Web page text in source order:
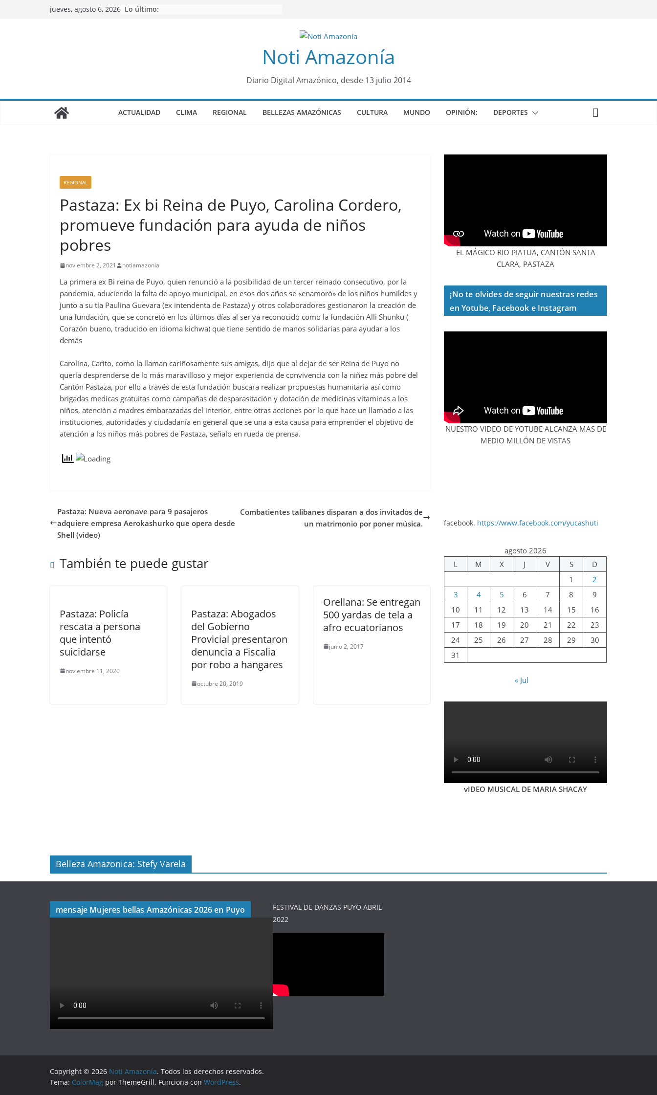
jueves, agosto 6, 2026 Lo último:
Noti Amazonía
Diario Digital Amazónico, desde 13 julio 2014
ACTUALIDAD CLIMA REGIONAL BELLEZAS AMAZÓNICAS CULTURA MUNDO OPINIÓN: DEPORTES
REGIONAL
Pastaza: Ex bi Reina de Puyo, Carolina Cordero,
promueve fundación para ayuda de niños
pobres
noviembre 2, 2021 notiamazonia
La primera ex Bi reina de Puyo, quien renunció a la posibilidad de un tercer reinado consecutivo, por la
pandemia, aduciendo la falta de apoyo municipal, en esos dos años se «enamoró» de los niños humildes y
junto a su tía Paulina Guevara (ex intendenta de Pastaza) y otros colaboradores gestionaron la creación de
una fundación, que se concretó en los últimos días al ser ya reconocido como la fundación Alli Shunku (
Corazón bueno, traducido en idioma kichwa) que tiene sentido de manos solidarias para ayudar a los
demás
Carolina, Carito, como la llaman cariñosamente sus amigas, dijo que al dejar de ser Reina de Puyo no
quería desprenderse de lo más maravilloso y mejor experiencia de convivencia con la niñez más pobre del
Cantón Pastaza, por ello a través de esta fundación buscara realizar propuestas humanitaria así como
brigadas medicas gratuitas como campañas de desparasitación y dotación de medicinas vitaminas a los
niños, atención a madres embarazadas del interior, entre otras acciones por lo que hace un llamado a las
instituciones, autoridades y ciudadanía en general que se una a esta causa para emprender el objetivo de
atención a los niños más pobres de Pastaza, señalo en rueda de prensa.
Pastaza: Nueva aeronave para 9 pasajeros
adquiere empresa Aerokashurko que opera desde
Shell (video)
Combatientes talibanes disparan a dos invitados de
un matrimonio por poner música.
También te puede gustar
Pastaza: Policía
rescata a persona
que intentó
suicidarse
noviembre 11, 2020
Pastaza: Abogados
del Gobierno
Provicial presentaron
denuncia a Fiscalia
por robo a hangares
octubre 20, 2019
Orellana: Se entregan
500 yardas de tela a
afro ecuatorianos
junio 2, 2017
EL MÁGICO RIO PIATUA, CANTÓN SANTA
CLARA, PASTAZA
¡No te olvides de seguir nuestras redes
en Yotube, Facebook e Instagram
NUESTRO VIDEO DE YOTUBE ALCANZA MAS DE
MEDIO MILLÓN DE VISTAS
facebook. https://www.facebook.com/yucashuti
agosto 2026
L
M X J V S
D
1
2
3
4 5 6 7 8
9
10
11 12 13 14 15
16
17
18 19 20 21 22
23
24
25 26 27 28 29
30
31
« Jul
vIDEO MUSICAL DE MARIA SHACAY
Belleza Amazonica: Stefy Varela
mensaje Mujeres bellas Amazónicas 2026 en Puyo
FESTIVAL DE DANZAS PUYO ABRIL
2022
Copyright © 2026 Noti Amazonía. Todos los derechos reservados.
Tema: ColorMag por ThemeGrill. Funciona con WordPress.